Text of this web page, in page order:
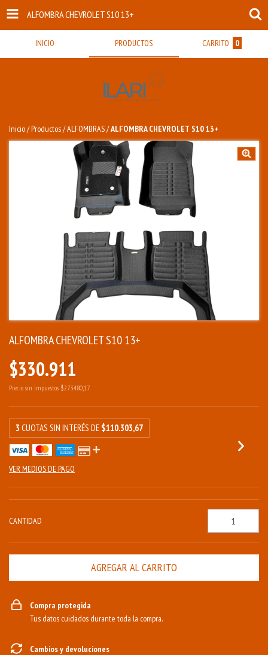
ALFOMBRA CHEVROLET S10 13+
INICIO PRODUCTOS CARRITO 0
Inicio/Productos/ALFOMBRAS/ALFOMBRA CHEVROLET S10 13+
ALFOMBRA CHEVROLET S10 13+
$330.911
Precio sin impuestos $273.480,17
3 CUOTAS SIN INTERÉS DE $110.303,67
VER MEDIOS DE PAGO
CANTIDAD
Compra protegida
Tus datos cuidados durante toda la compra.
Cambios y devoluciones